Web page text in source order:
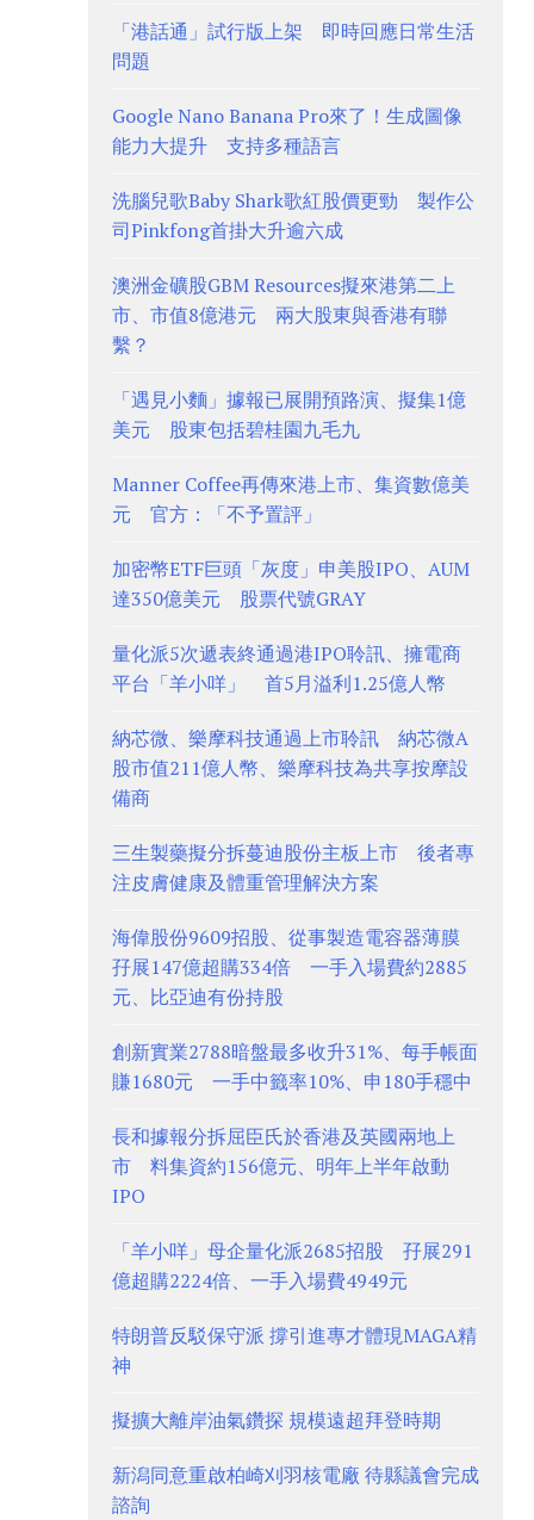
「港話通」試行版上架 即時回應日常生活
問題
Google Nano Banana Pro來了！生成圖像
能力大提升 支持多種語言
洗腦兒歌Baby Shark歌紅股價更勁 製作公
司Pinkfong首掛大升逾六成
澳洲金礦股GBM Resources擬來港第二上
市、市值8億港元 兩大股東與香港有聯
繫？
「遇見小麵」據報已展開預路演、擬集1億
美元 股東包括碧桂園九毛九
Manner Coffee再傳來港上市、集資數億美
元 官方：「不予置評」
加密幣ETF巨頭「灰度」申美股IPO、AUM
達350億美元 股票代號GRAY
量化派5次遞表終通過港IPO聆訊、擁電商
平台「羊小咩」 首5月溢利1.25億人幣
納芯微、樂摩科技通過上市聆訊 納芯微A
股市值211億人幣、樂摩科技為共享按摩設
備商
三生製藥擬分拆蔓迪股份主板上市 後者專
注皮膚健康及體重管理解決方案
海偉股份9609招股、從事製造電容器薄膜
孖展147億超購334倍 一手入場費約2885
元、比亞迪有份持股
創新實業2788暗盤最多收升31%、每手帳面
賺1680元 一手中籤率10%、申180手穩中
長和據報分拆屈臣氏於香港及英國兩地上
市 料集資約156億元、明年上半年啟動
IPO
「羊小咩」母企量化派2685招股 孖展291
億超購2224倍、一手入場費4949元
特朗普反駁保守派 撐引進專才體現MAGA精
神
擬擴大離岸油氣鑽探 規模遠超拜登時期
新潟同意重啟柏崎刈羽核電廠 待縣議會完成
諮詢